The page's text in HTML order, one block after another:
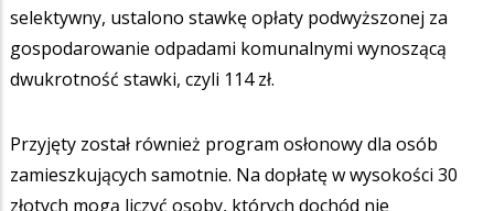
selektywny, ustalono stawkę opłaty podwyższonej za
gospodarowanie odpadami komunalnymi wynoszącą
dwukrotność stawki, czyli 114 zł.
Przyjęty został również program osłonowy dla osób
zamieszkujących samotnie. Na dopłatę w wysokości 30
złotych mogą liczyć osoby, których dochód nie